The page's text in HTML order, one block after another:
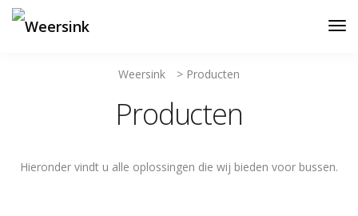
Weersink > Producten
Producten
Hieronder vindt u alle oplossingen die wij bieden voor bussen.